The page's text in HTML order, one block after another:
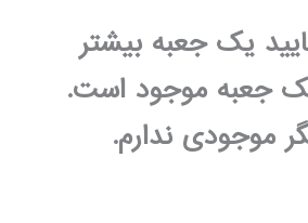
یک جعبه بیشتر
جعبه موجود است.
موجودی ندارم.